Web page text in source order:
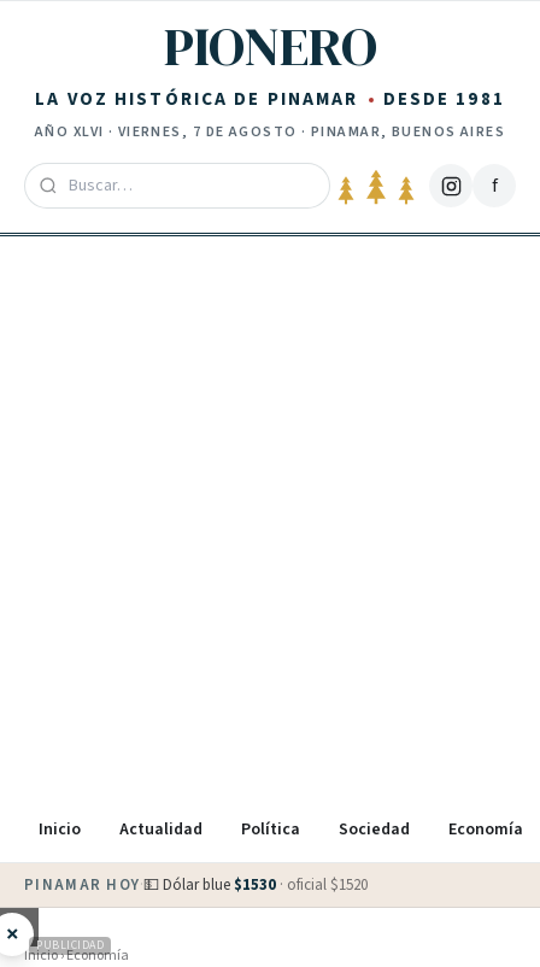
PIONERO
LA VOZ HISTÓRICA DE PINAMAR DESDE 1981
AÑO XLVI · VIERNES, 7 DE AGOSTO · PINAMAR, BUENOS AIRES
f
Inicio Actualidad Política Sociedad Economía
PINAMAR HOY·💵 Dólar blue $1530 · oficial $1520
× PUBLICIDAD
Inicio›Economía